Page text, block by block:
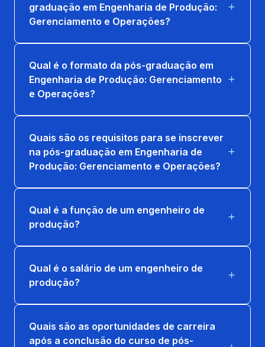
graduação em Engenharia de Produção:
Gerenciamento e Operações?
Qual é o formato da pós-graduação em
Engenharia de Produção: Gerenciamento
e Operações?
Quais são os requisitos para se inscrever
na pós-graduação em Engenharia de
Produção: Gerenciamento e Operações?
Qual é a função de um engenheiro de
produção?
Qual é o salário de um engenheiro de
produção?
Quais são as oportunidades de carreira
após a conclusão do curso de pós-